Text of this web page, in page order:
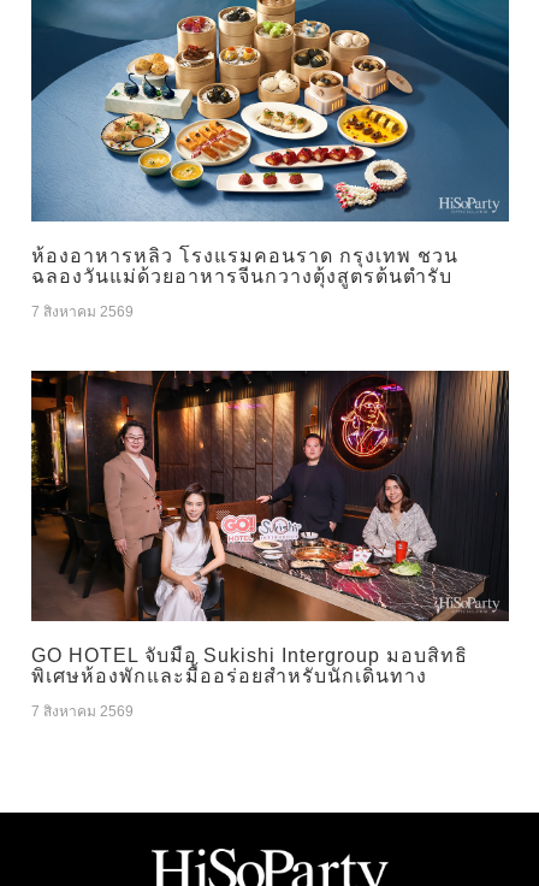
ห้องอาหารหลิว โรงแรมคอนราด กรุงเทพ ชวน
ฉลองวันแม่ด้วยอาหารจีนกวางตุ้งสูตรต้นตำรับ
7 สิงหาคม 2569
GO HOTEL จับมือ Sukishi Intergroup มอบสิทธิ
พิเศษห้องพักและมื้ออร่อยสำหรับนักเดินทาง
7 สิงหาคม 2569